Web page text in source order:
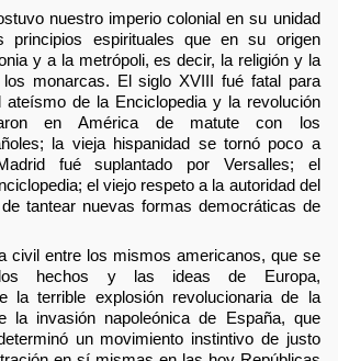
nuestro imperio colonial en su unidad
principios espirituales que en su origen
y a la metrópoli, es decir, la religión y la
los monarcas. El siglo XVIII fué fatal para
ateísmo de la Enciclopedia y la revolución
en América de matute con los
la vieja hispanidad se tornó poco a
fué suplantado por Versalles; el
el viejo respeto a la autoridad del
tantear nuevas formas democráticas de
civil entre los mismos americanos, que se
hechos y las ideas de Europa,
la terrible explosión revolucionaria de la
la invasión napoleónica de España, que
un movimiento instintivo de justo